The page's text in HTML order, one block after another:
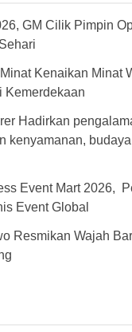
GM Cilik Pimpin
Kenaikan Minat
Kemerdekaan
Hadirkan
kenyamanan,
Event Mart 2026,
Event Global
Resmikan Wajah